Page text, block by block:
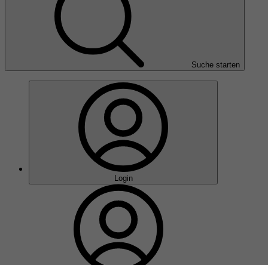
Suche starten
Login